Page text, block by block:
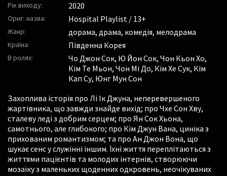
Рік виходу: 2020
Ориг. назва: Hospital Playlist / 13+
Жанр: дорама, драма, комедія, мелодрама
Країна: Південна Корея
В ролях: Чо Джон Сок, Ю Йон Сок, Чон Кьон Хо,
Кім Те Мьон, Чон Мі До, Кім Хе Сук, Кім
Кап Су, Юнг Мун Сон
Захоплива історія про Лі Ік Джуна, неперевершеного
жартівника, що завжди знайде вихід; про Чхе Сон Хву,
сталеву леді з добрим серцем; про Ян Сок Хьона,
самотнього, але глибокого; про Кім Джун Вана, циніка з
прихованим романтизмом; та про Ан Джон Вона, що
шукає сенс у служінні іншим. Їхні життя переплітаються з
життями пацієнтів та молодих інтернів, створюючи
мозаїку з маленьких щоденних одкровень, неочікуваних